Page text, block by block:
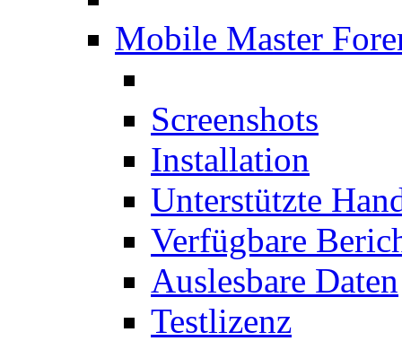
Mobile Master
Screenshots
Installation
Unterstützte
Verfügbare
Auslesbare Daten
Testlizenz